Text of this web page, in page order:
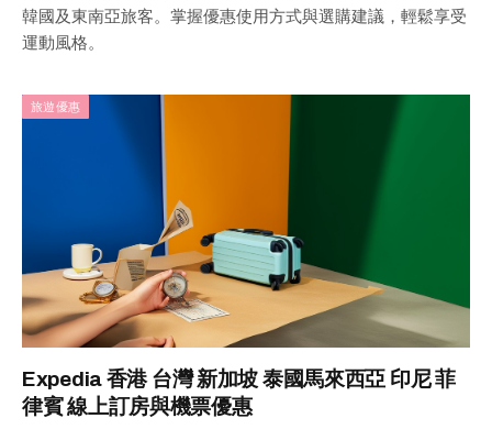
韓國及東南亞旅客。掌握優惠使用方式與選購建議，輕鬆享受
運動風格。
旅遊優惠
Expedia 香港 台灣 新加坡 泰國馬來西亞 印尼 菲
律賓 線上訂房與機票優惠